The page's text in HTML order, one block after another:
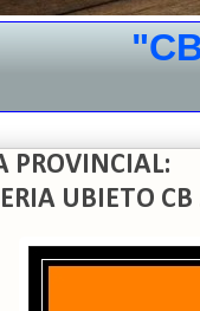
"CB
PROVINCIAL:
UBIETO CB